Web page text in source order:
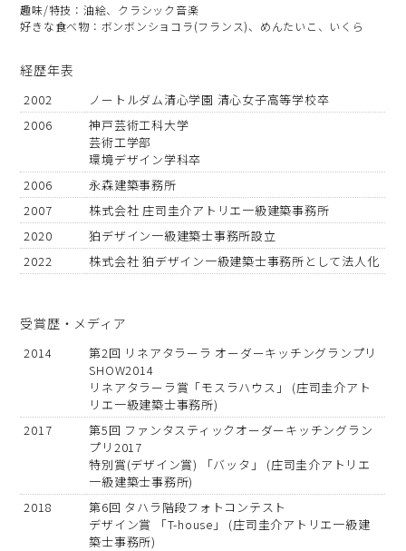
趣味/特技：油絵、クラシック音楽
好きな食べ物：ボンボンショコラ(フランス)、めんたいこ、いくら
経歴年表
2002
ノートルダム清心学園 清心女子高等学校卒
2006
神戸芸術工科大学
芸術工学部
環境デザイン学科卒
2006
永森建築事務所
2007
株式会社 庄司圭介アトリエ一級建築事務所
2020
狛デザイン一級建築士事務所設立
2022
株式会社 狛デザイン一級建築士事務所として法人化
受賞歴・メディア
2014
第2回 リネアタラーラ オーダーキッチングランプリ
SHOW2014
リネアタラーラ賞「モスラハウス」 (庄司圭介アト
リエ一級建築士事務所)
2017
第5回 ファンタスティックオーダーキッチングラン
プリ2017
特別賞(デザイン賞) 「バッタ」 (庄司圭介アトリエ
一級建築士事務所)
2018
第6回 タハラ階段フォトコンテスト
デザイン賞 「T-house」 (庄司圭介アトリエ一級建
築士事務所)